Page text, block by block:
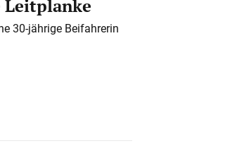
Leitplanke
30-jährige Beifahrerin